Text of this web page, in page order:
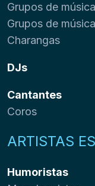
Grupos de
Grupos de
Charangas
DJs
Cantantes
Coros
ARTISTAS
Humoristas